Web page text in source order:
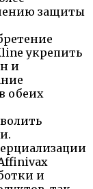
защиты
укрепить
и
обеих
и